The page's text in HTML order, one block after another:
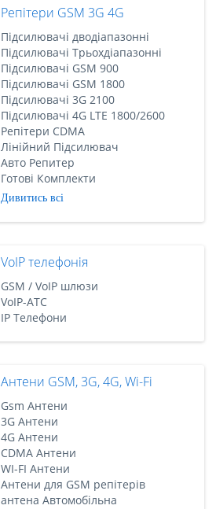
Репітери GSM 3G 4G
Підсилювачі дводіапазонні
Підсилювачі Трьохдіапазонні
Підсилювачі GSM 900
Підсилювачі GSM 1800
Підсилювачі 3G 2100
Підсилювачі 4G LTE 1800/2600
Репітери CDMA
Лінійний Підсилювач
Авто Репитер
Готові Комплекти
Дивитись всі
VoIP телефонія
GSM / VoIP шлюзи
VoIP-АТС
IP Телефони
Антени GSM, 3G, 4G, Wi-Fi
Gsm Антени
3G Антени
4G Антени
CDMA Антени
WI-FI Антени
Антени для GSM репітерів
антена Автомобільна